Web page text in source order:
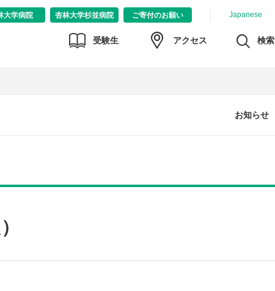
Japanese
大学病院 杏林大学杉並病院 ご寄付のお願い
受験生 アクセス 検索
お知らせ